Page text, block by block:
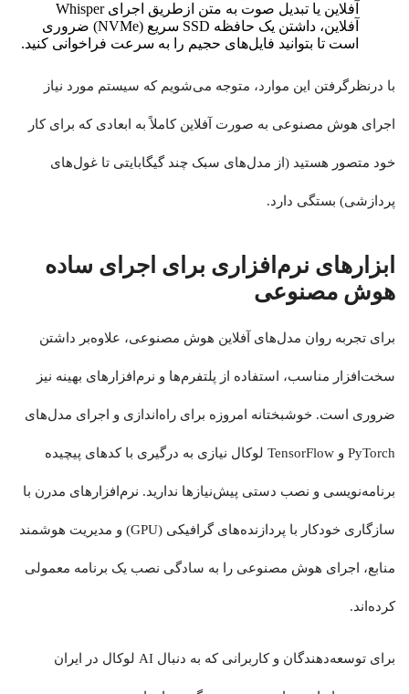
آفلاین یا تبدیل صوت به متن ازطریق اجرای Whisper
آفلاین، داشتن یک حافظه SSD سریع (NVMe) ضروری
است تا بتوانید فایل‌های حجیم را به سرعت فراخوانی کنید.
با درنظرگرفتن این موارد، متوجه می‌شویم که سیستم مورد نیاز
اجرای هوش مصنوعی به صورت آفلاین کاملاً به ابعادی که برای کار
خود متصور هستید (از مدل‌های سبک چند گیگابایتی تا غول‌های
پردازشی) بستگی دارد.
ابزارهای نرم‌افزاری برای اجرای ساده
هوش مصنوعی
برای تجربه روان مدل‌های آفلاین هوش مصنوعی، علاوه‌بر داشتن
سخت‌افزار مناسب، استفاده از پلتفرم‌ها و نرم‌افزارهای بهینه نیز
ضروری است. خوشبختانه امروزه برای راه‌اندازی و اجرای مدل‌های
PyTorch و TensorFlow لوکال نیازی به درگیری با کدهای پیچیده
برنامه‌نویسی و نصب دستی پیش‌نیازها ندارید. نرم‌افزارهای مدرن با
سازگاری خودکار با پردازنده‌های گرافیکی (GPU) و مدیریت هوشمند
منابع، اجرای هوش مصنوعی را به سادگی نصب یک برنامه معمولی
کرده‌اند.
برای توسعه‌دهندگان و کاربرانی که به دنبال AI لوکال در ایران